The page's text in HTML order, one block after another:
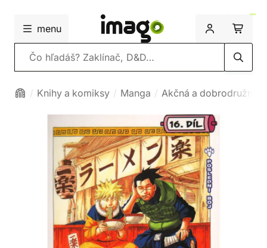
menu
Vyhľadávanie
Knihy a komiksy Manga Akčná a dobrodružná